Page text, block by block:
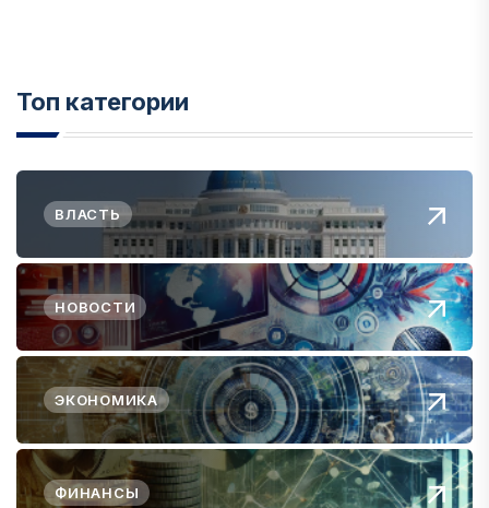
Топ категории
ВЛАСТЬ
НОВОСТИ
ЭКОНОМИКА
ФИНАНСЫ